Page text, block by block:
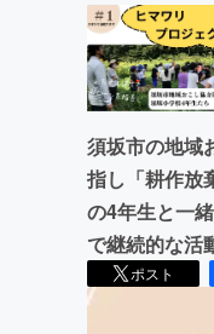
須坂市の地域
指し「耕作放
の4年生と一
で継続的な活
ポスト